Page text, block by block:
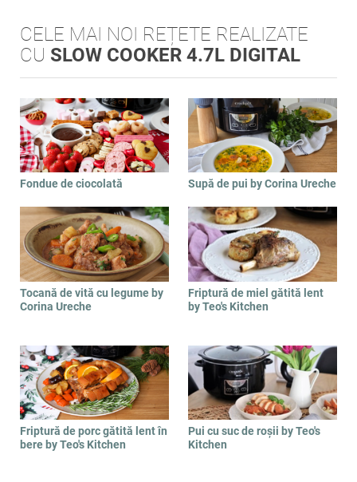
CELE MAI NOI REȚETE REALIZATE
CU SLOW COOKER 4.7L DIGITAL
Fondue de ciocolată Supă de pui by Corina Ureche
Tocană de vită cu legume by
Corina Ureche
Friptură de miel gătită lent
by Teo's Kitchen
Friptură de porc gătită lent în
bere by Teo's Kitchen
Pui cu suc de roșii by Teo's
Kitchen